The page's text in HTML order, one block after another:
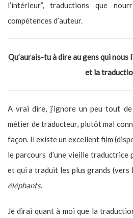
l’intérieur”, traductions que
compétences d’auteur.
Qu’aurais-tu à dire au gens qui
et la
A vrai dire, j’ignore un peu tout
métier de traducteur, plutôt mal
façon. Il existe un excellent film
le parcours d’une vieille traductrice
et qui a traduit les plus grands (vers
éléphants.
Je dirai quant à moi que la